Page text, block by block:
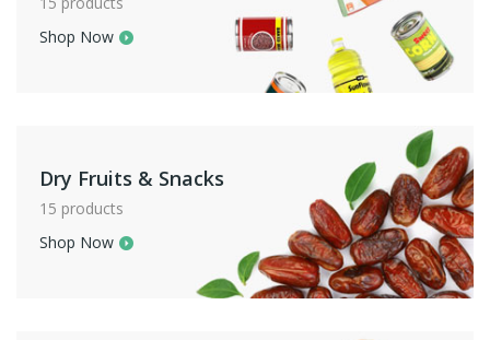
Shop Now
Dry Fruits & Snacks
15 products
Shop Now